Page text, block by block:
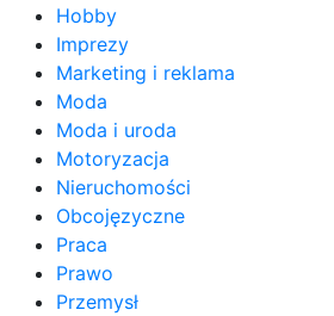
Hobby
Imprezy
Marketing i reklama
Moda
Moda i uroda
Motoryzacja
Nieruchomości
Obcojęzyczne
Praca
Prawo
Przemysł